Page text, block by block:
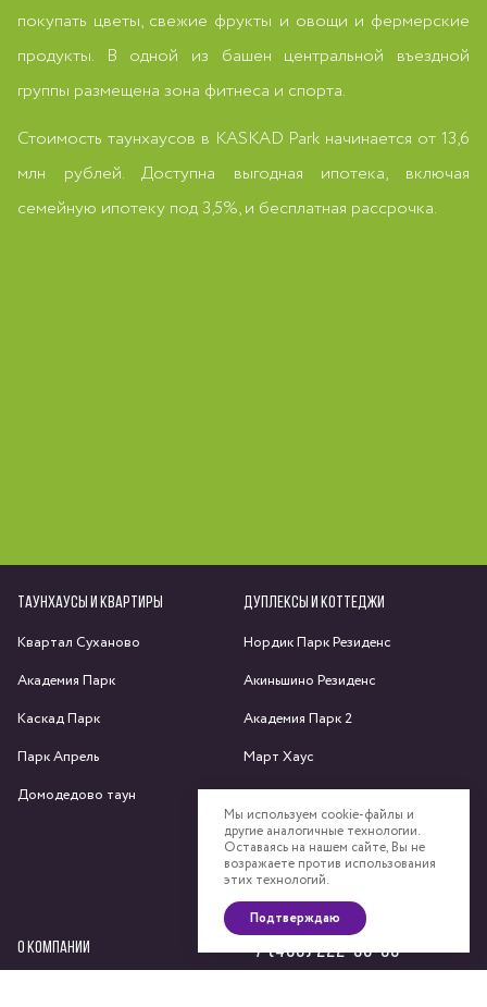
Мы используем cookie-файлы и
другие аналогичные технологии.
Оставаясь на нашем сайте, Вы не
возражаете против использования
этих технологий.
Подтверждаю
покупать цветы, свежие фрукты и овощи и фермерские
продукты. В одной из башен центральной въездной
группы размещена зона фитнеса и спорта.
Стоимость таунхаусов в KASKAD Park начинается от 13,6
млн рублей. Доступна выгодная ипотека, включая
семейную ипотеку под 3,5%, и бесплатная рассрочка.
ТАУНХАУСЫ И КВАРТИРЫ
Квартал Суханово
Академия Парк
Каскад Парк
Парк Апрель
Домодедово таун
ДУПЛЕКСЫ И КОТТЕДЖИ
Нордик Парк Резиденс
Акиньшино Резиденс
Академия Парк 2
Март Хаус
Яхрома парк
Спас-Каменка
Федоскино Парк
О КОМПАНИИ +7 (495) 222-58-58